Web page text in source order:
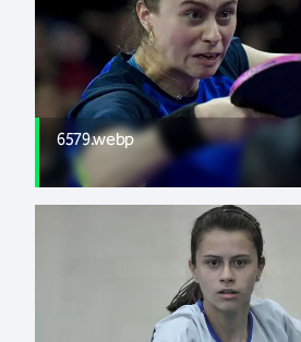
6579.webp